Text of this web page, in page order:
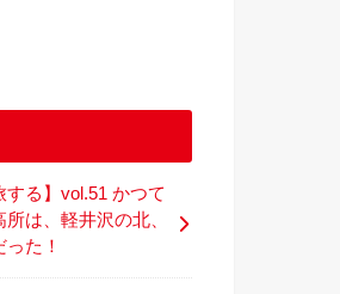
する】vol.51 かつて
は、軽井沢の北、
った！